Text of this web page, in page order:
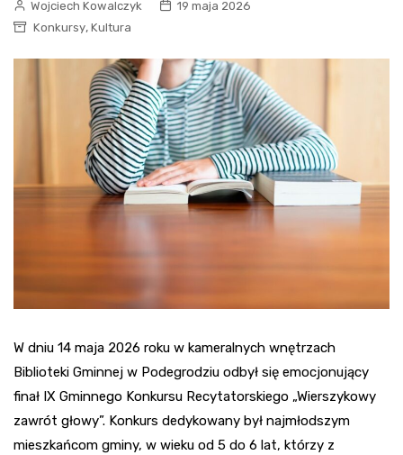
Wojciech Kowalczyk
19 maja 2026
Konkursy, Kultura
W dniu 14 maja 2026 roku w kameralnych wnętrzach
Biblioteki Gminnej w Podegrodziu odbył się emocjonujący
finał IX Gminnego Konkursu Recytatorskiego „Wierszykowy
zawrót głowy”. Konkurs dedykowany był najmłodszym
mieszkańcom gminy, w wieku od 5 do 6 lat, którzy z